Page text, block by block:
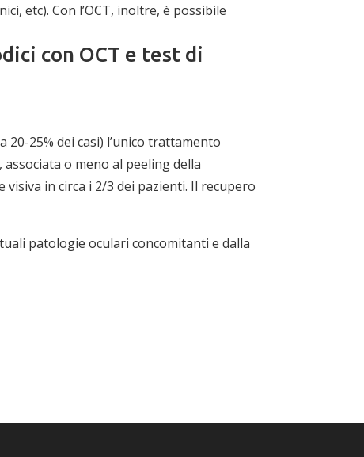
etc). Con l’OCT, inoltre, è possibile
con OCT e test di
20-25% dei casi) l’unico trattamento
o meno al peeling della
in circa i 2/3 dei pazienti. Il recupero
patologie oculari concomitanti e dalla